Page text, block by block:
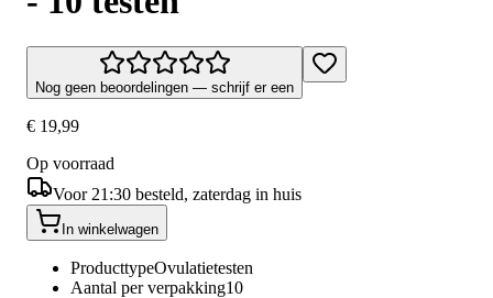
Nog geen beoordelingen — schrijf er een
€ 19,99
Op voorraad
Voor 21:30 besteld, zaterdag in huis
In winkelwagen
ProducttypeOvulatietesten
Aantal per verpakking10